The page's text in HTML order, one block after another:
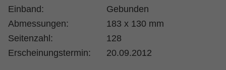
Einband:
Gebunden
Abmessungen:
183 x 130 mm
Seitenzahl:
128
Erscheinungstermin:
20.09.2012